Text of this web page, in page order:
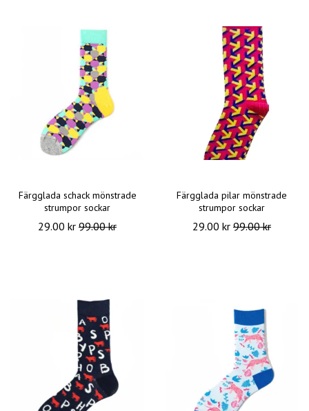
Färgglada schack mönstrade
strumpor sockar
29.00 kr 99.00 kr
Färgglada pilar mönstrade
strumpor sockar
29.00 kr 99.00 kr